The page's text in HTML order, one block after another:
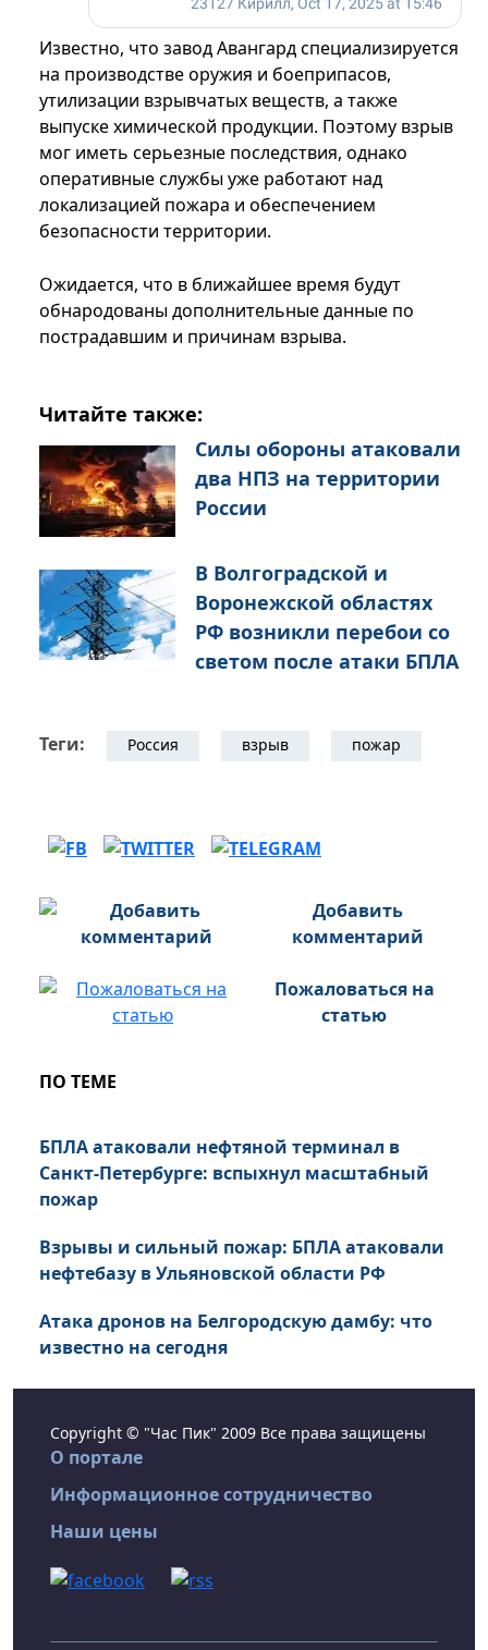
Известно, что завод Авангард специализируется
на производстве оружия и боеприпасов,
утилизации взрывчатых веществ, а также
выпуске химической продукции. Поэтому взрыв
мог иметь серьезные последствия, однако
оперативные службы уже работают над
локализацией пожара и обеспечением
безопасности территории.
Ожидается, что в ближайшее время будут
обнародованы дополнительные данные по
пострадавшим и причинам взрыва.
Читайте также:
Силы обороны атаковали
два НПЗ на территории
России
В Волгоградской и
Воронежской областях
РФ возникли перебои со
светом после атаки БПЛА
Теги: Россия взрыв пожар
Добавить
комментарий
Пожаловаться на
статью
ПО ТЕМЕ
БПЛА атаковали нефтяной терминал в
Санкт-Петербурге: вспыхнул масштабный
пожар
Взрывы и сильный пожар: БПЛА атаковали
нефтебазу в Ульяновской области РФ
Атака дронов на Белгородскую дамбу: что
известно на сегодня
Copyright © "Час Пик" 2009 Все права защищены
О портале
Информационное сотрудничество
Наши цены